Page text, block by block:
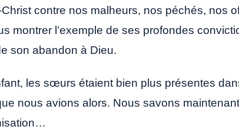
contre nos malheurs, nos péchés, nos
montrer l’exemple de ses profondes
son abandon à Dieu.
les sœurs étaient bien plus présentes
nous avions alors. Nous savons